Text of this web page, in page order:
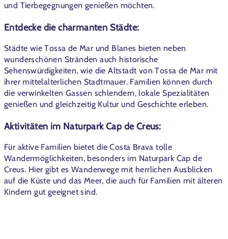
und Tierbegegnungen genießen möchten.
Entdecke die charmanten Städte:
Städte wie Tossa de Mar und Blanes bieten neben
wunderschönen Stränden auch historische
Sehenswürdigkeiten, wie die Altstadt von Tossa de Mar mit
ihrer mittelalterlichen Stadtmauer. Familien können durch
die verwinkelten Gassen schlendern, lokale Spezialitäten
genießen und gleichzeitig Kultur und Geschichte erleben.
Aktivitäten im Naturpark Cap de Creus:
Für aktive Familien bietet die Costa Brava tolle
Wandermöglichkeiten, besonders im Naturpark Cap de
Creus. Hier gibt es Wanderwege mit herrlichen Ausblicken
auf die Küste und das Meer, die auch für Familien mit älteren
Kindern gut geeignet sind.